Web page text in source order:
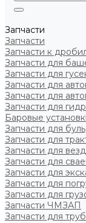
Запчасти
Запчасти
Запчасти к
Запчасти для
Запчасти для
Запчасти для
Запчасти для
Запчасти для
Баровые
Запчасти для
Запчасти для
Запчасти для
Запчасти для
Запчасти для
Запчасти для
Запчасти для
Запчасти ЧМЗАП
Запчасти для